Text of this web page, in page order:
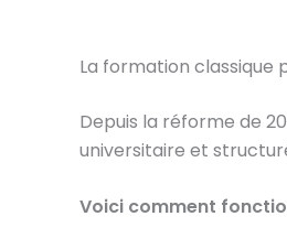
La formation classique
Depuis la réforme de
universitaire et
Voici comment